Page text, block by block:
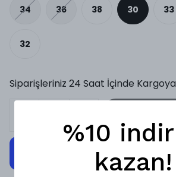
34 36 38 30 33
32
Siparişleriniz 24 Saat İçinde
%10
kazan!